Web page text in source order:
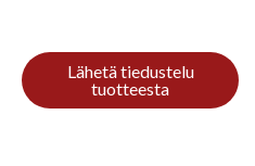
Kirjoita